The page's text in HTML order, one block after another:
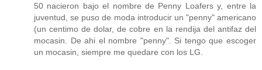
50 nacieron bajo el nombre de Penny Loafers y, entre la
juventud, se puso de moda introducir un "penny" americano
(un centimo de dolar, de cobre en la rendija del antifaz del
mocasin. De ahi el nombre "penny". Si tengo que escoger
un mocasin, siempre me quedare con los LG.